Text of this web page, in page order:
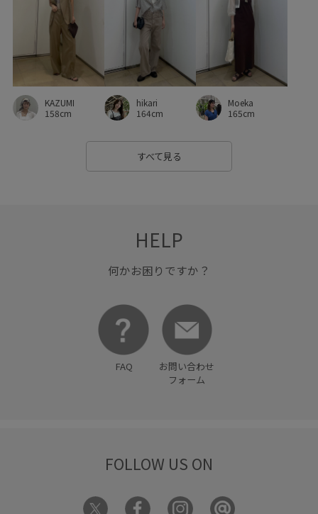
KAZUMI
158cm
hikari
164cm
Moeka
165cm
すべて見る
HELP
何かお困りですか？
FAQ
お問い合わせ
フォーム
FOLLOW US ON